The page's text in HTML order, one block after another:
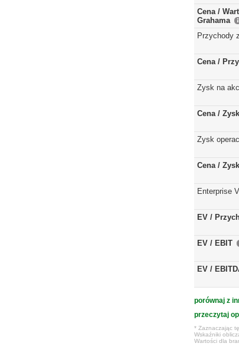
Cena /
Grahama
Przychody
Cena /
Zysk na
Cena / Zysk
Zysk
Cena /
Enterprise
EV /
EV / EBIT
EV /
porównaj z
przeczytaj
* Zaznaczając
Wskaźniki
Wartości dla